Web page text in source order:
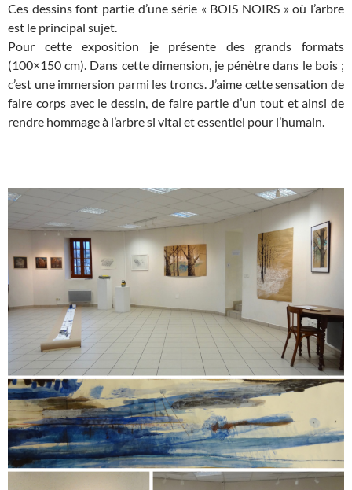
Ces dessins font partie d’une série « BOIS NOIRS » où l’arbre
est le principal sujet.
Pour cette exposition je présente des grands formats
(100×150 cm). Dans cette dimension, je pénètre dans le bois ;
c’est une immersion parmi les troncs. J’aime cette sensation de
faire corps avec le dessin, de faire partie d’un tout et ainsi de
rendre hommage à l’arbre si vital et essentiel pour l’humain.